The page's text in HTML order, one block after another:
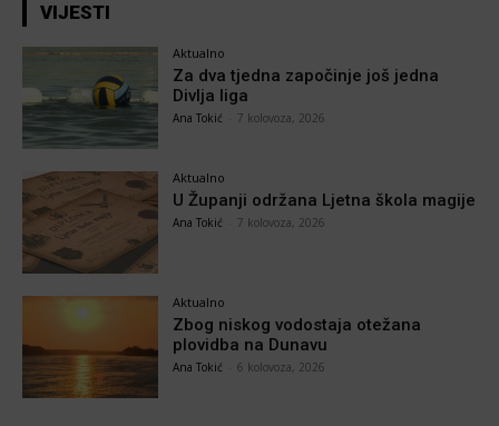
VIJESTI
Aktualno
Za dva tjedna započinje još jedna
Divlja liga
Ana Tokić 7 kolovoza, 2026
Aktualno
U Županji održana Ljetna škola magije
Ana Tokić 7 kolovoza, 2026
Aktualno
Zbog niskog vodostaja otežana
plovidba na Dunavu
Ana Tokić 6 kolovoza, 2026